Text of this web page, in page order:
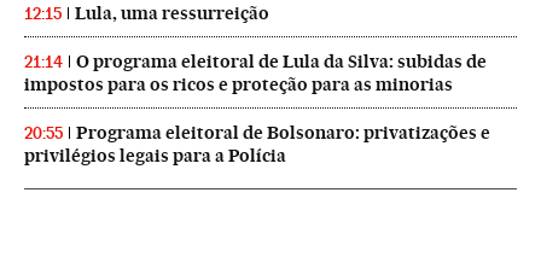
12:15 Lula, uma ressurreição
21:14
O programa eleitoral de Lula da Silva: subidas de
impostos para os ricos e proteção para as minorias
20:55
Programa eleitoral de Bolsonaro: privatizações e
privilégios legais para a Polícia